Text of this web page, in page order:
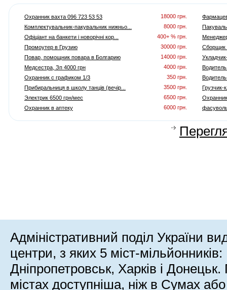
Охранник вахта 096 723 53 53
18000 грн.
Комплектувальник-пакувальник нижньо...
8000 грн.
Офіціант на банкети і новорічні кор...
400+ % грн.
Промоутер в Грузию
30000 грн.
Повар, помощник повара в Болгарию
14000 грн.
Медсестра, Зп 4000 грн
4000 грн.
Охранник с графиком 1/3
350 грн.
Прибиральниця в школу танців (вечір...
3500 грн.
Электрик 6500 грн/мес
6500 грн.
Охранник в аптеку
6000 грн.
Менеджер
Сборщик
Грузчик-
Адміністративний поділ України
центри, з яких 5 міст-
Дніпропетровськ, Харків і
містах доступніша, ніж в Сумах або